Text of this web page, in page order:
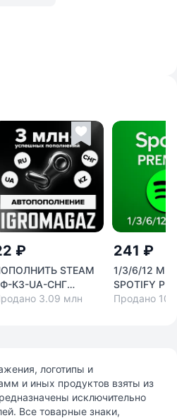
₽
STEAM
КЗ-UA-СНГ
ЦЕНА
3.09 млн
241 ₽
1/3/6/12
SPOTIFY
РАБОТАЕТ
Продано
логотипы и
и иных продуктов взяты из
исключительно
Все товарные знаки,